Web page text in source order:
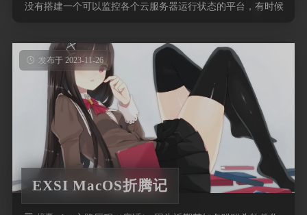
没有搭建一个可以监控各个云服务器运行状态的平台，有时候
发布于 2023-11-26
EXSI MacOS折腾记